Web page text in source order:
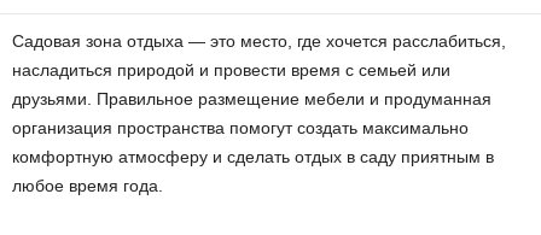
Садовая зона отдыха — это место, где хочется расслабиться,
насладиться природой и провести время с семьей или
друзьями. Правильное размещение мебели и продуманная
организация пространства помогут создать максимально
комфортную атмосферу и сделать отдых в саду приятным в
любое время года.